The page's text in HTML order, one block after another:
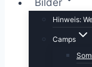
Bilder
Hinweis:
Camps